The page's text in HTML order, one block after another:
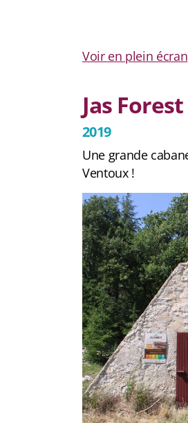
Voir en plein écran
Jas Forest
2019
Une grande
Ventoux !